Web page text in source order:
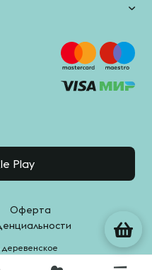
Play
деревенское
Оферта